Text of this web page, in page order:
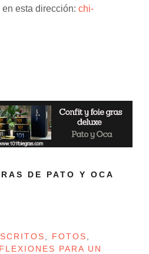
en esta dirección:chi-
DE PATO Y OCA
FOTOS
PARA UN